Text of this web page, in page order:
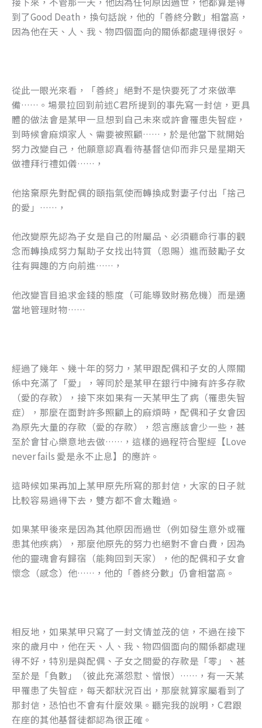
到了Good Death，換句話說，他的「善終分數」相當高，
因為他在天、人、我、物四個面向的關係都處理得很好。
從此一眼光來看，「善終」絕對不是快要死了才來做準
備……。場景拉回到前述C君所提到的事先寫一封信，更具
體的做法會是某甲一旦想到自己未來或許會罹患失智症，
到時候會麻煩家人、需要被照顧……，於是他當下就開始
努力改變自己，他願意認真看待基督信仰而非只是星期天
做禮拜行禮如儀……，
他捨棄原先對配偶的頤指氣使而轉換成對妻子付出「捨己
的愛」……，
他改變原先認為子女是自己的附屬品、必須聽命行事的觀
念而轉換成努力幫助子女找出特質（恩賜）進而鼓勵子女
往有興趣的方向前進……，
他改變盲目追求金錢的態度（可能導致財務危機）而是適
當地管理財物……
經過了幾年、幾十年的努力，某甲跟配偶和子女的人際關
係中充滿了「愛」，等同於是某甲在銀行中擁有許多存款
（愛的存款），接下來如果有一天某甲生了病（罹患失智
症），那麼在面對許多照顧上的麻煩時，配偶和子女會因
為原先大量的存款（愛的存款），怨言應該會少一些，甚
至於會甘心樂意地去做……，這樣的過程符合聖經【Love
never fails 愛是永不止息】的應許。
這時候如果再加上某甲原先所寫的那封信，大家的日子就
比較容易過得下去，雙方都不會太難過。
如果某甲後來是因為其他原因而過世（例如發生意外或罹
患其他疾病），那麼他原先的努力也絕對不會白費，因為
他的靈魂會有歸宿（能夠回到天家），他的配偶和子女會
懷念（感念）他……，他的「善終分數」仍會相當高。
相反地，如果某甲只寫了一封文情並茂的信，不過在接下
來的歲月中，他在天、人、我、物四個面向的關係都處理
得不好，特別是與配偶、子女之間愛的存款是「零」、甚
至於是「負數」（彼此充滿怨懟、憎恨）……，有一天某
甲罹患了失智症，每天都狀況百出，那麼就算家屬看到了
那封信，恐怕也不會有什麼效果。聽完我的說明，C君跟
在座的其他基督徒都認為很正確。